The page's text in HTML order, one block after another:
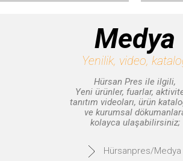
Medya
Yenilik, video,
Hürsan Pres ile ilgili,
Yeni ürünler, fuarlar,
tanıtım videoları, ürün
ve kurumsal
kolayca ulaşabilirsiniz;
Hürsanpres/Medya